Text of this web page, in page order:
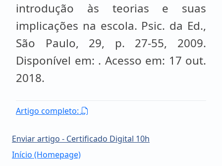
introdução às teorias e suas
implicações na escola. Psic. da Ed.,
São Paulo, 29, p. 27-55, 2009.
Disponível em: . Acesso em: 17 out.
2018.
Artigo completo:
Enviar artigo - Certificado Digital 10h
Início (Homepage)